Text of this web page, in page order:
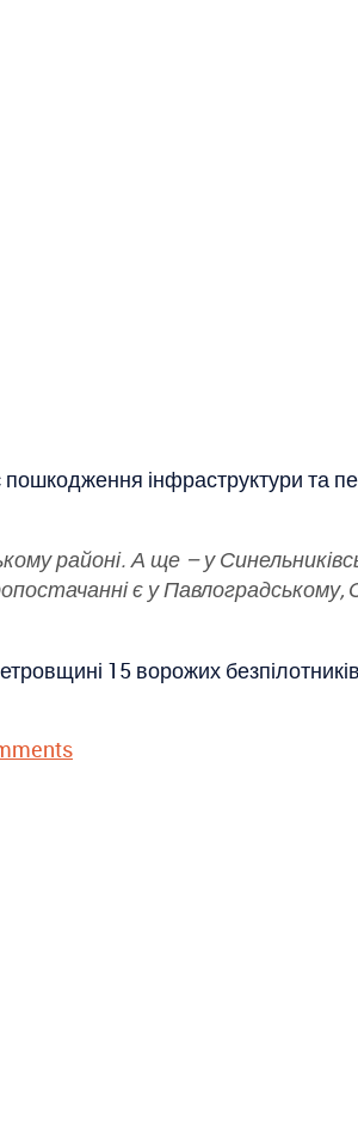
інфраструктури та
районі. А ще – у
є у Павлоградському,
15 ворожих безпілотників.